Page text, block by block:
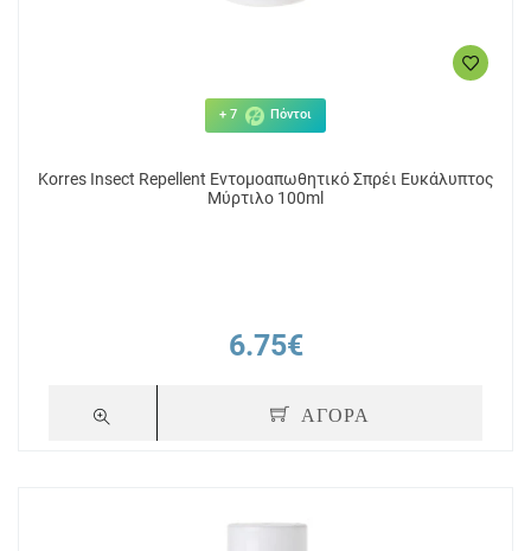
+ 7 Πόντοι
Korres Insect Repellent Εντομοαπωθητικό Σπρέι Ευκάλυπτος
Μύρτιλο 100ml
6.75€
ΑΓΟΡΑ